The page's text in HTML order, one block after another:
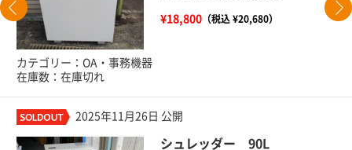
¥18,800（税込 ¥20,680）
カテゴリー：OA・事務機器
在庫数：在庫切れ
2025年11月26日 公開
シュレッダー 90L